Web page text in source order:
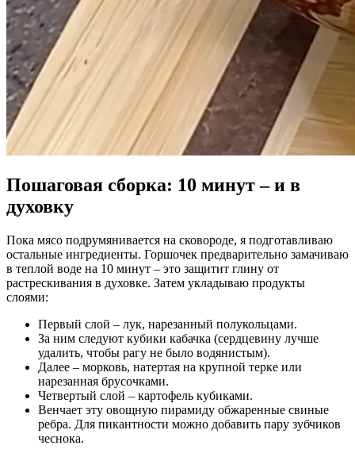
Пошаговая сборка: 10 минут – и в
духовку
Пока мясо подрумянивается на сковороде, я подготавливаю
остальные ингредиенты. Горшочек предварительно замачиваю
в теплой воде на 10 минут – это защитит глину от
растрескивания в духовке. Затем укладываю продукты
слоями:
Первый слой – лук, нарезанный полукольцами.
За ним следуют кубики кабачка (сердцевину лучше
удалить, чтобы рагу не было водянистым).
Далее – морковь, натертая на крупной терке или
нарезанная брусочками.
Четвертый слой – картофель кубиками.
Венчает эту овощную пирамиду обжаренные свиные
ребра. Для пикантности можно добавить пару зубчиков
чеснока.